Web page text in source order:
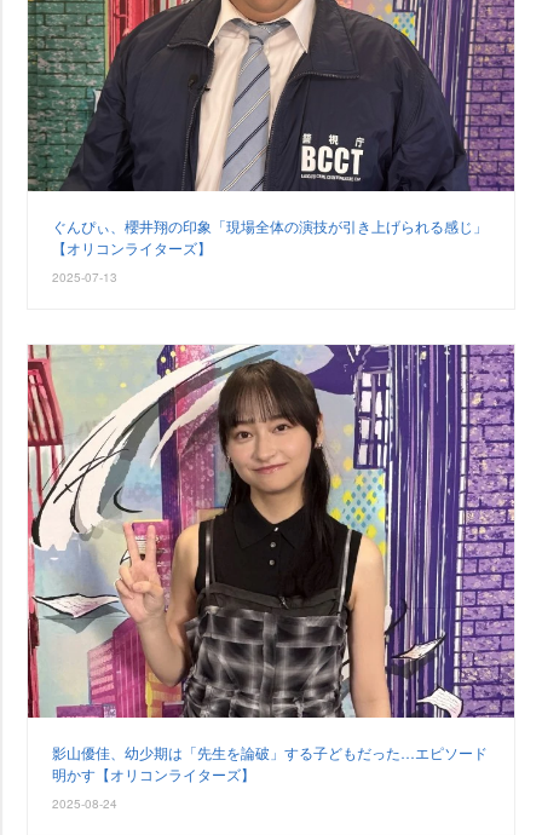
ぐんぴぃ、櫻井翔の印象「現場全体の演技が引き上げられる感じ」
【オリコンライターズ】
2025-07-13
影山優佳、幼少期は「先生を論破」する子どもだった…エピソード
明かす【オリコンライターズ】
2025-08-24